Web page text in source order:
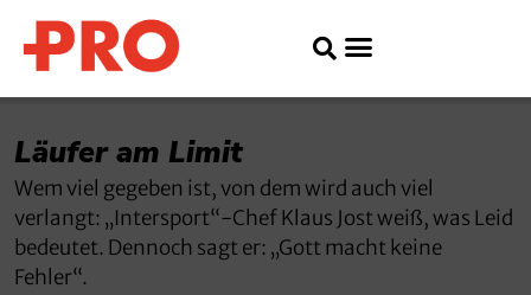
Läufer am Limit
Wem viel gegeben ist, von dem wird auch viel
verlangt: „Intersport“-Chef Klaus Jost weiß, was Leid
bedeutet. Dennoch sagt er: „Gott macht keine
Fehler“.